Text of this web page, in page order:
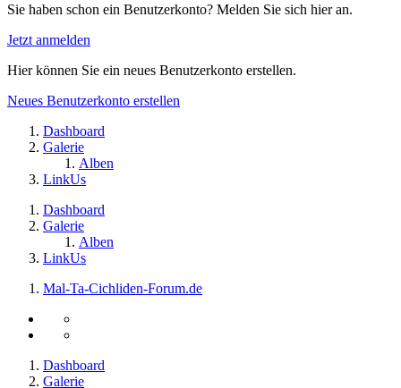
Sie haben schon ein Benutzerkonto? Melden Sie sich hier an.
Jetzt anmelden
Hier können Sie ein neues Benutzerkonto erstellen.
Neues Benutzerkonto erstellen
Dashboard
Galerie
Alben
LinkUs
Dashboard
Galerie
Alben
LinkUs
Mal-Ta-Cichliden-Forum.de
Dashboard
Galerie